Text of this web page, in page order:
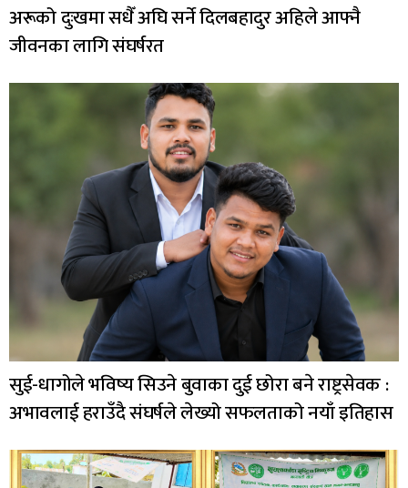
अरूको दुःखमा सधैँ अघि सर्ने दिलबहादुर अहिले आफ्नै
जीवनका लागि संघर्षरत
सुई-धागोले भविष्य सिउने बुवाका दुई छोरा बने राष्ट्रसेवक :
अभावलाई हराउँदै संघर्षले लेख्यो सफलताको नयाँ इतिहास